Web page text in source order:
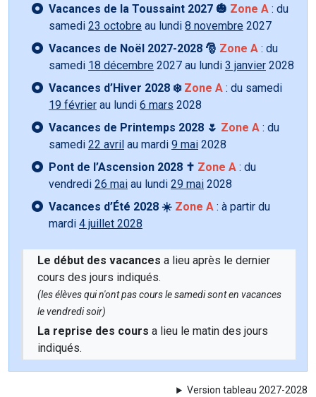
Vacances de la Toussaint 2027 🎃 Zone A : du
samedi 23 octobre au lundi 8 novembre 2027
Vacances de Noël 2027-2028 🎅 Zone A : du
samedi 18 décembre 2027 au lundi 3 janvier 2028
Vacances d’Hiver 2028 ❄️ Zone A : du samedi
19 février au lundi 6 mars 2028
Vacances de Printemps 2028 🌷 Zone A : du
samedi 22 avril au mardi 9 mai 2028
Pont de l’Ascension 2028 ✝️ Zone A : du
vendredi 26 mai au lundi 29 mai 2028
Vacances d’Été 2028 ☀️ Zone A : à partir du
mardi 4 juillet 2028
Le début des vacances a lieu après le dernier
cours des jours indiqués.
(les élèves qui n'ont pas cours le samedi sont en vacances
le vendredi soir)
La reprise des cours a lieu le matin des jours
indiqués.
Version tableau 2027-2028